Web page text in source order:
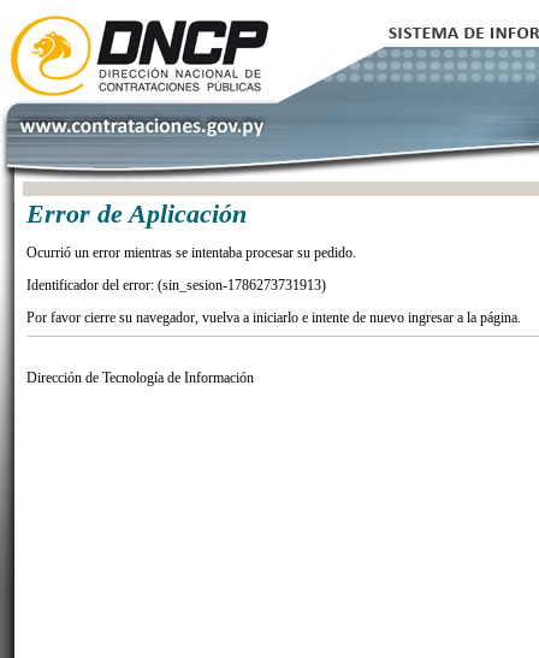
Error de Aplicación
Ocurrió un error mientras se intentaba procesar su pedido.
Identificador del error: (sin_sesion-1786273731913)
Por favor cierre su navegador, vuelva a iniciarlo e intente de nuevo ingresar a la página.
Dirección de Tecnología de Información